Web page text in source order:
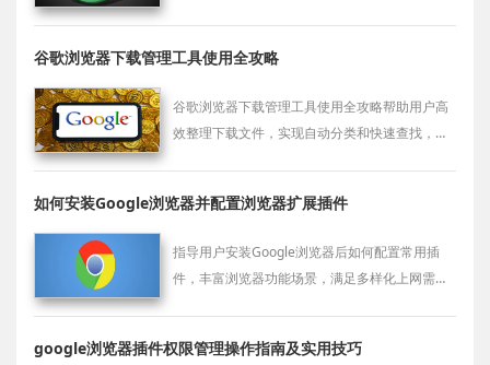
谷歌浏览器下载管理工具使用全攻略
谷歌浏览器下载管理工具使用全攻略帮助用户高
效整理下载文件，实现自动分类和快速查找，提
如何安装Google浏览器并配置浏览器扩展插件
指导用户安装Google浏览器后如何配置常用插
件，丰富浏览器功能场景，满足多样化上网需
google浏览器插件权限管理操作指南及实用技巧